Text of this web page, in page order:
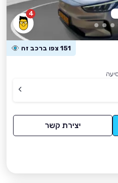
4
151 צפו ברכב זה
יצירת קשר